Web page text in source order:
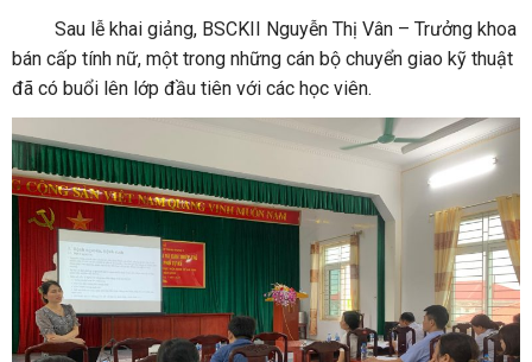
Sau lễ khai giảng, BSCKII Nguyễn Thị Vân – Trưởng khoa
bán cấp tính nữ, một trong những cán bộ chuyển giao kỹ thuật
đã có buổi lên lớp đầu tiên với các học viên.